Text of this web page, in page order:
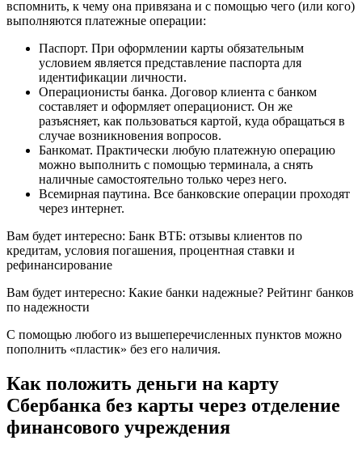
вспомнить, к чему она привязана и с помощью чего (или кого)
выполняются платежные операции:
Паспорт. При оформлении карты обязательным
условием является представление паспорта для
идентификации личности.
Операционисты банка. Договор клиента с банком
составляет и оформляет операционист. Он же
разъясняет, как пользоваться картой, куда обращаться в
случае возникновения вопросов.
Банкомат. Практически любую платежную операцию
можно выполнить с помощью терминала, а снять
наличные самостоятельно только через него.
Всемирная паутина. Все банковские операции проходят
через интернет.
Вам будет интересно: Банк ВТБ: отзывы клиентов по
кредитам, условия погашения, процентная ставки и
рефинансирование
Вам будет интересно: Какие банки надежные? Рейтинг банков
по надежности
С помощью любого из вышеперечисленных пунктов можно
пополнить «пластик» без его наличия.
Как положить деньги на карту
Сбербанка без карты через отделение
финансового учреждения